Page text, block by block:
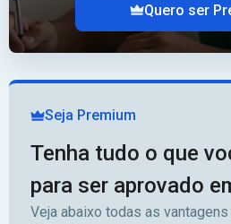
Quero ser
Seja Premium
Tenha tudo o que
para ser aprovado
Veja abaixo todas as